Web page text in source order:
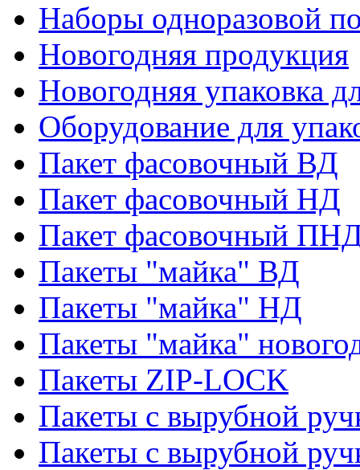
Наборы одноразовой
Новогодняя продукция
Новогодняя упаковка
Оборудование для
Пакет фасовочный ВД
Пакет фасовочный НД
Пакет фасовочный
Пакеты "майка" ВД
Пакеты "майка" НД
Пакеты "майка"
Пакеты ZIP-LOCK
Пакеты с вырубной
Пакеты с вырубной